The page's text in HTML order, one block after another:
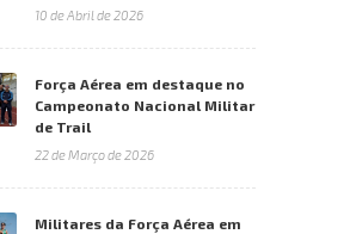
10 de Abril de 2026
Força Aérea em destaque no
Campeonato Nacional Militar
de Trail
22 de Março de 2026
Militares da Força Aérea em